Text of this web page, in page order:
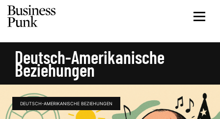
Deutsch-Amerikanische
Beziehungen
DEUTSCH-AMERIKANISCHE BEZIEHUNGEN